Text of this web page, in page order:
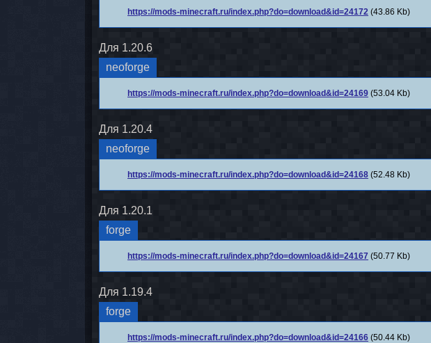
https://mods-minecraft.ru/index.php?do=download&id=24172 (43.86 Kb)
Для 1.20.6
neoforge
https://mods-minecraft.ru/index.php?do=download&id=24169 (53.04 Kb)
Для 1.20.4
neoforge
https://mods-minecraft.ru/index.php?do=download&id=24168 (52.48 Kb)
Для 1.20.1
forge
https://mods-minecraft.ru/index.php?do=download&id=24167 (50.77 Kb)
Для 1.19.4
forge
https://mods-minecraft.ru/index.php?do=download&id=24166 (50.44 Kb)